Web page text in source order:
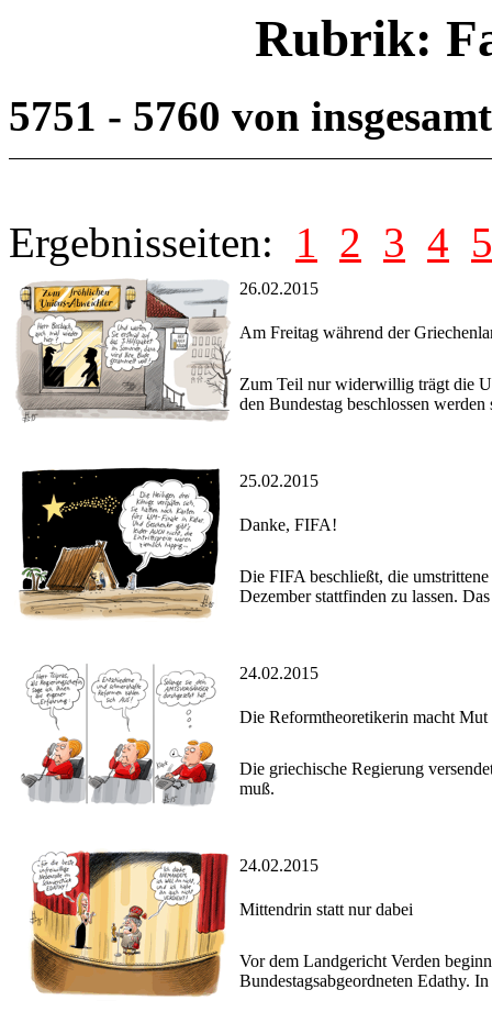
Rubrik:
5751 - 5760 von
Ergebnisseiten: 1 2 3 4 5
26.02.2015
Am Freitag während der
Zum Teil nur widerwillig trägt die
den Bundestag beschlossen
25.02.2015
Danke, FIFA!
Die FIFA beschließt, die
Dezember stattfinden zu lassen.
24.02.2015
Die Reformtheoretikerin macht Mut
Die griechische Regierung
muß.
24.02.2015
Mittendrin statt nur dabei
Vor dem Landgericht Verden
Bundestagsabgeordneten Edathy.